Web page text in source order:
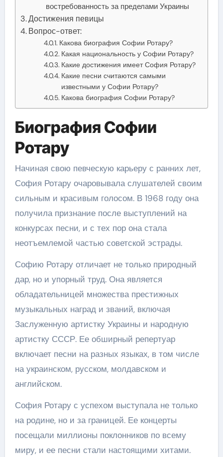
востребованность за пределами Украины
Достижения певицы
Вопрос-ответ:
Какова биография Софии Ротару?
Какая национальность у Софии Ротару?
Какие достижения имеет София Ротару?
Какие песни считаются самыми
известными у Софии Ротару?
Какова биография Софии Ротару?
Биография Софии
Ротару
Начиная свою певческую карьеру с ранних лет,
София Ротару очаровывала слушателей своим
сильным и красивым голосом. В 1968 году она
получила признание после выступлений на
конкурсах песни, и с тех пор она стала
неотъемлемой частью советской эстрады.
Софию Ротару отличает не только природный
дар, но и упорный труд. Она является
обладательницей множества престижных
музыкальных наград и званий, включая
Заслуженную артистку Украины и народную
артистку СССР. Ее обширный репертуар
включает песни на разных языках, в том числе
на украинском, русском, молдавском и
английском.
София Ротару с успехом выступала не только
на родине, но и за границей. Ее концерты
посещали миллионы поклонников по всему
миру, и ее песни стали настоящими хитами.